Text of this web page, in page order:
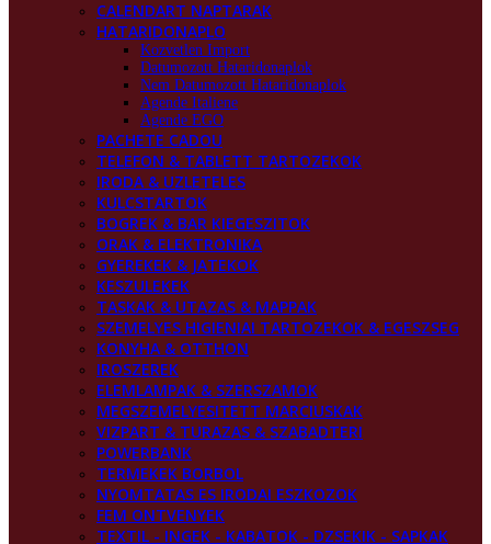
CALENDART NAPTARAK
HATARIDONAPLO
Kozvetlen Import
Datumozott Hataridonaplok
Nem Datumozott Hataridonaplok
Agende Italiene
Agende EGO
PACHETE CADOU
TELEFON & TABLETT TARTOZEKOK
IRODA & UZLETELES
KULCSTARTOK
BOGREK & BAR KIEGESZITOK
ORAK & ELEKTRONIKA
GYEREKEK & JATEKOK
KESZULEKEK
TASKAK & UTAZAS & MAPPAK
SZEMELYES HIGIENIAI TARTOZEKOK & EGESZSEG
KONYHA & OTTHON
IROSZEREK
ELEMLAMPAK & SZERSZAMOK
MEGSZEMELYESITETT MARCIUSKAK
VIZPART & TURAZAS & SZABADTERI
POWERBANK
TERMEKEK BORBOL
NYOMTATAS ES IRODAI ESZKOZOK
FEM ONTVENYEK
TEXTIL - INGEK - KABATOK - DZSEKIK - SAPKAK